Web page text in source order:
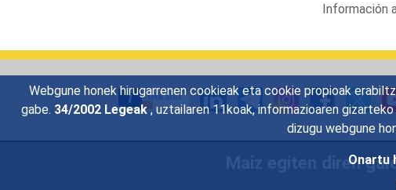
Webgune honek hirugarrenen cookieak eta cookie propioak
gabe. 34/2002 Legeak, uztailaren 11koak, informazioaren
dizugu webgune
Onartu
Información
Maiz egiten diren